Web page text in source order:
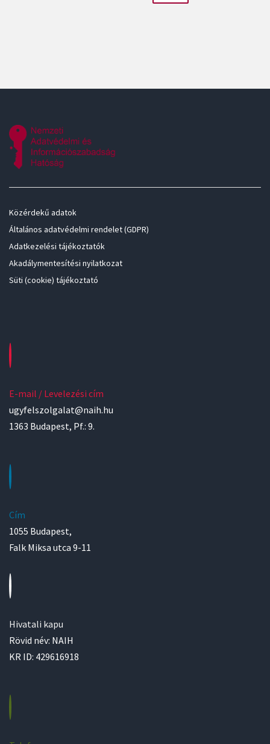
Közérdekű adatok
Általános adatvédelmi rendelet (GDPR)
Adatkezelési tájékoztatók
Akadálymentesítési nyilatkozat
Süti (cookie) tájékoztató
E-mail / Levelezési cím
ugyfelszolgalat@naih.hu
1363 Budapest, Pf.: 9.
Cím
1055 Budapest,
Falk Miksa utca 9-11
Hivatali kapu
Rövid név: NAIH
KR ID: 429616918